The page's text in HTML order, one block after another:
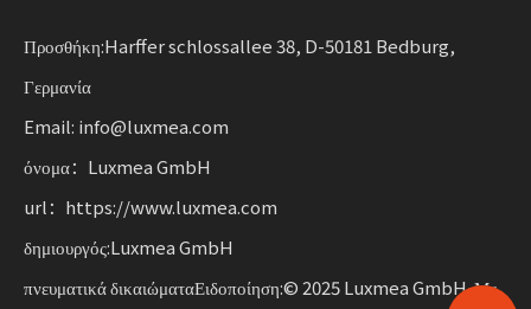
με ευελιξία για επιχειρήσεις που κλιμακώνουν τη
Προσθήκη:Harffer schlossallee 38, D-50181 Bedburg,
Γερμανία
Email: info@luxmea.com
όνομα：Luxmea GmbH
url：https://www.luxmea.com
δημιουργός:Luxmea GmbH
πνευματικά δικαιώματαΕιδοποίηση:© 2025 Luxmea GmbH. Με